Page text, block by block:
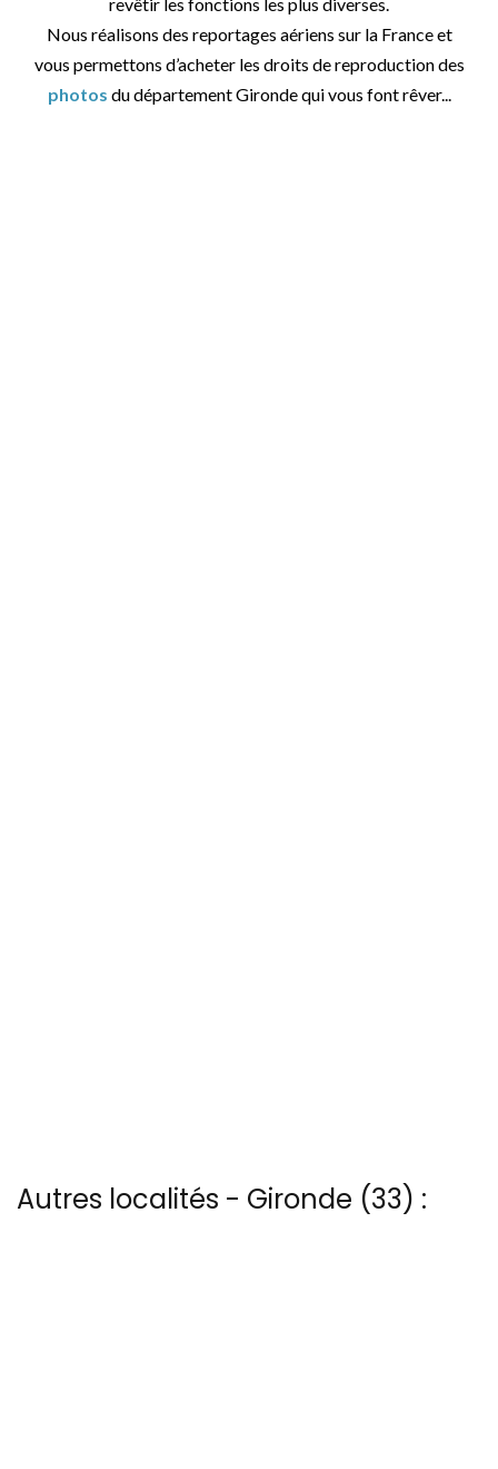
Nous réalisons des reportages aériens sur la France et
vous permettons d’acheter les droits de reproduction des
photos du département Gironde qui vous font rêver...
Autres localités - Gironde (33) :